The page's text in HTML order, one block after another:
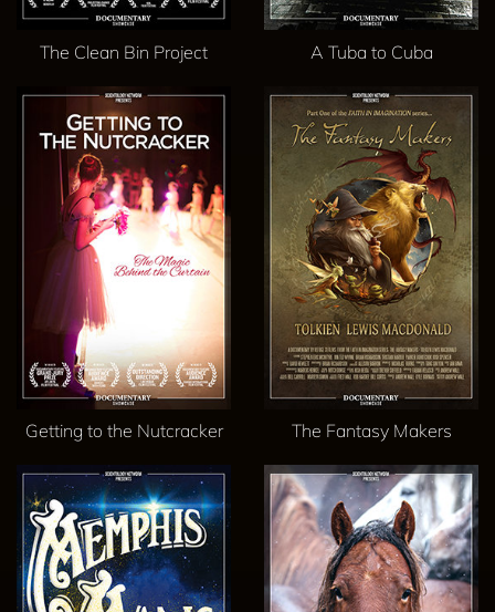
The Clean Bin Project A Tuba to Cuba
Getting to the Nutcracker The Fantasy Makers